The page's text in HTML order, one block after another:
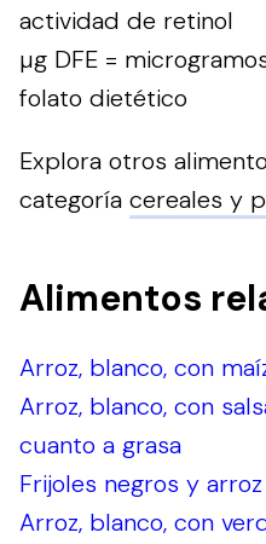
actividad de retinol
µg DFE =
folato dietético
Explora otros
categoría cereales y
Alimentos
Arroz, blanco, con
Arroz, blanco, con
cuanto a grasa
Frijoles negros y
Arroz, blanco, con